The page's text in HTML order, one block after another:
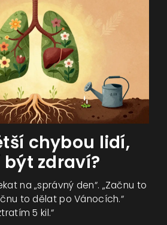
chybou lidí,
zdraví?
na „správný den“. „Začnu to
to dělat po Vánocích.“
5 kil.“